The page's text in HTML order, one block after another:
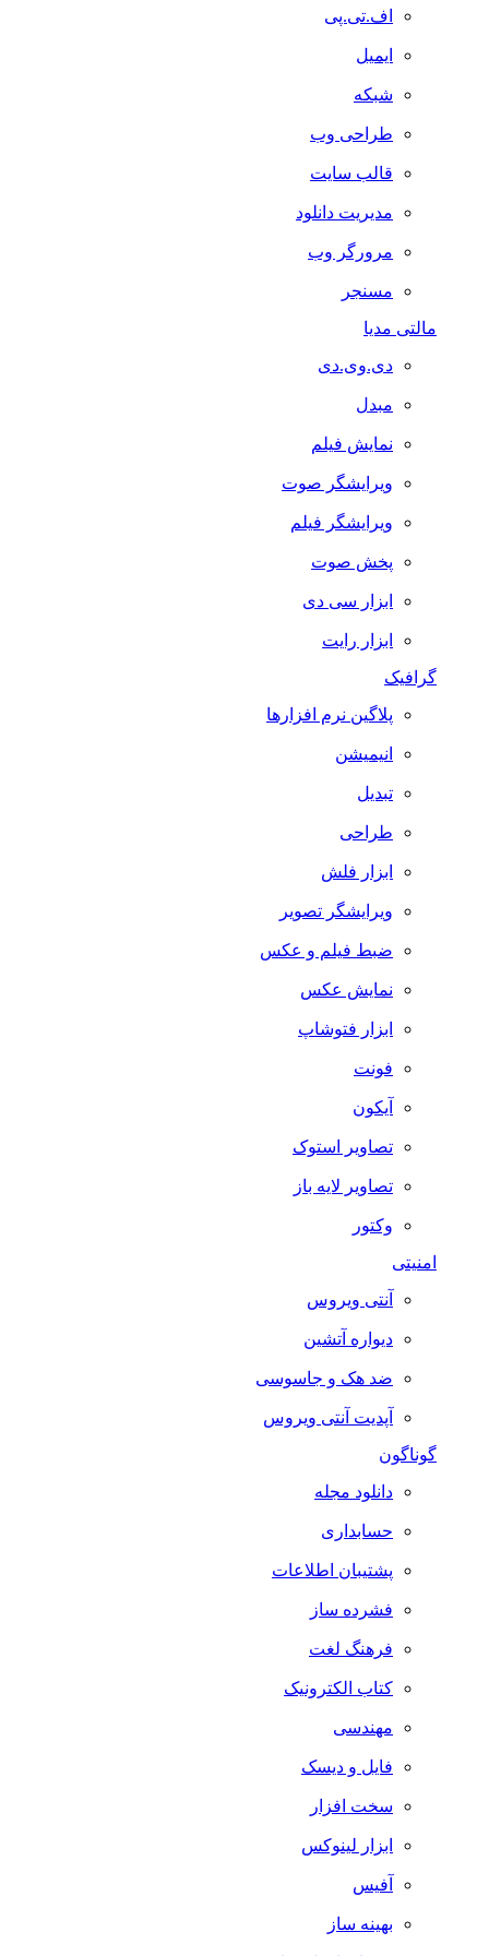
اف.تی.پی
ایمیل
شبکه
طراحی وب
قالب سایت
مدیریت دانلود
مرورگر وب
مسنجر
مالتی مدیا
دی.وی.دی
مبدل
نمایش فیلم
ویرایشگر صوت
ویرایشگر فیلم
پخش صوت
ابزار سی دی
ابزار رایت
گرافیک
پلاگین نرم افزارها
انیمیشن
تبدیل
طراحی
ابزار فلش
ویرایشگر تصویر
ضبط فيلم و عكس
نمایش عکس
ابزار فتوشاپ
فونت
آیکون
تصاویر استوک
تصاویر لایه باز
وکتور
امنیتی
آنتی ویروس
دیواره آتشین
ضد هک و جاسوسی
آپدیت آنتی ویروس
گوناگون
دانلود مجله
حسابداری
پشتیبان اطلاعات
فشرده ساز
فرهنگ لغت
کتاب الکترونیک
مهندسی
فایل و دیسک
سخت افزار
ابزار لینوکس
آفیس
بهینه ساز